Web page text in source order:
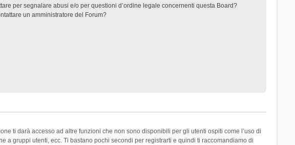
per segnalare abusi e/o per questioni d’ordine legale concernenti questa Board?
un amministratore del Forum?
ti darà accesso ad altre funzioni che non sono disponibili per gli utenti ospiti come l’uso di
a gruppi utenti, ecc. Ti bastano pochi secondi per registrarti e quindi ti raccomandiamo di